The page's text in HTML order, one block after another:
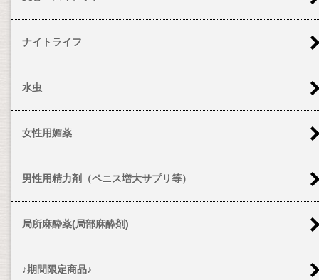
ナイトライフ
水虫
女性用媚薬
男性用精力剤（ペニス増大サプリ等）
局所麻酔薬(局部麻酔剤)
♪期間限定商品♪